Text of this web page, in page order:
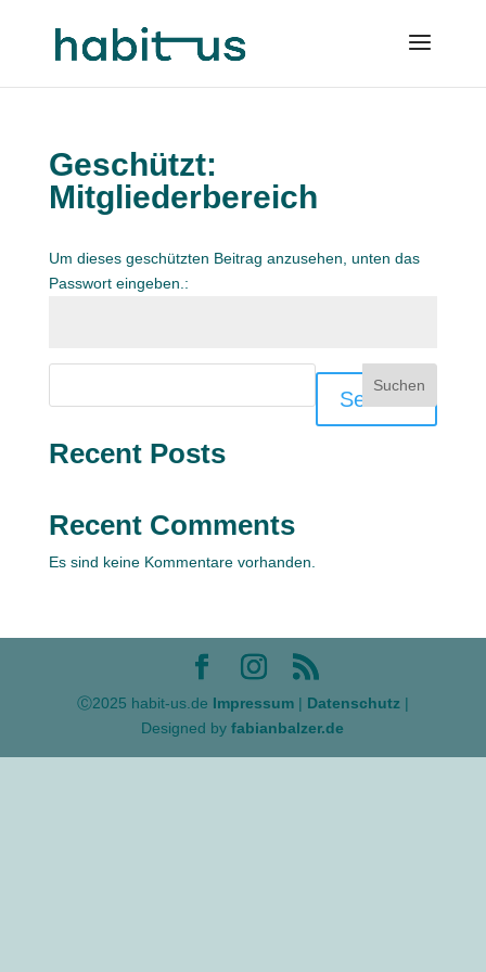
Geschützt:
Mitgliederbereich
Um dieses geschützten Beitrag anzusehen, unten das
Passwort eingeben.:
Senden
Suchen
Recent Posts
Recent Comments
Es sind keine Kommentare vorhanden.
Ⓒ2025 habit-us.de Impressum| Datenschutz |
Designed byfabianbalzer.de